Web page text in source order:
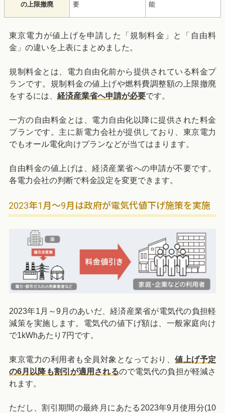
の上限撤廃
要
能
東京電力が値上げを申請した「規制料金」と「自由料
金」の違いを上表にまとめました。
規制料金とは、電力自由化前から提供されている料金プ
ランです。規制料金の値上げや燃料費調整額の上限撤廃
をするには、 経済産業省へ申請が必要です。
一方の自由料金とは、電力自由化以降に提供された料金
プランです。主に新電力会社が提供しており、東京電力
でもオール電化向けプランなどが当てはまります。
自由料金の値上げは、経済産業省への申請が不要です。
各電力会社の判断で料金設定を変更できます。
2023年1月～9月は政府が電気代値下げ施策を実施
2023年1月～9月のあいだ、経済産業省が電気代の負担軽
減策を実施します。電気代の値下げ額は、一般家庭向け
で1kWhあたり7円です。
東京電力の利用者も全員対象となっており、 値上げ予定
の6月以降も割引が適用されるので電気代の負担が軽減さ
れます。
ただし、割引期間の最終月にあたる2023年9月使用分(10